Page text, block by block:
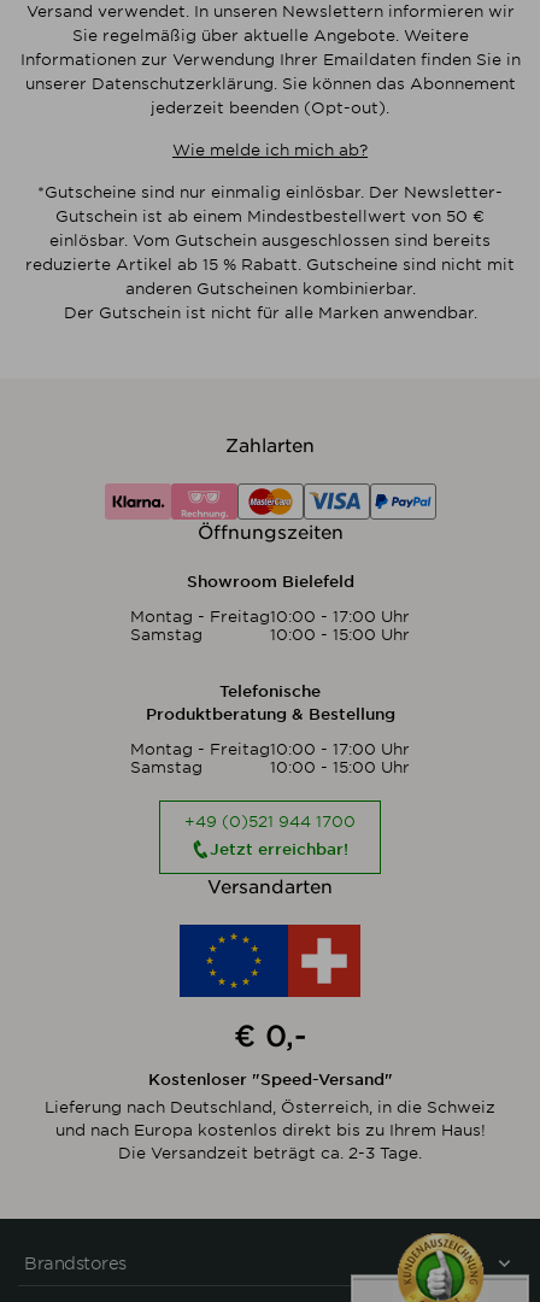
Versand verwendet. In unseren Newslettern informieren wir
Sie regelmäßig über aktuelle Angebote. Weitere
Informationen zur Verwendung Ihrer Emaildaten finden Sie in
unserer Datenschutzerklärung. Sie können das Abonnement
jederzeit beenden (Opt-out).
Wie melde ich mich ab?
*Gutscheine sind nur einmalig einlösbar. Der Newsletter-
Gutschein ist ab einem Mindestbestellwert von 50 €
einlösbar. Vom Gutschein ausgeschlossen sind bereits
reduzierte Artikel ab 15 % Rabatt. Gutscheine sind nicht mit
anderen Gutscheinen kombinierbar.
Der Gutschein ist nicht für alle Marken anwendbar.
Zahlarten
Öffnungszeiten
Showroom Bielefeld
Montag - Freitag10:00 - 17:00 Uhr
Samstag
10:00 - 15:00 Uhr
Telefonische
Produktberatung & Bestellung
Montag - Freitag10:00 - 17:00 Uhr
Samstag
10:00 - 15:00 Uhr
+49 (0)521 944 1700
Jetzt erreichbar!
Versandarten
€ 0,-
Kostenloser "Speed-Versand"
Lieferung nach Deutschland, Österreich, in die Schweiz
und nach Europa kostenlos direkt bis zu Ihrem Haus!
Die Versandzeit beträgt ca. 2-3 Tage.
Brandstores